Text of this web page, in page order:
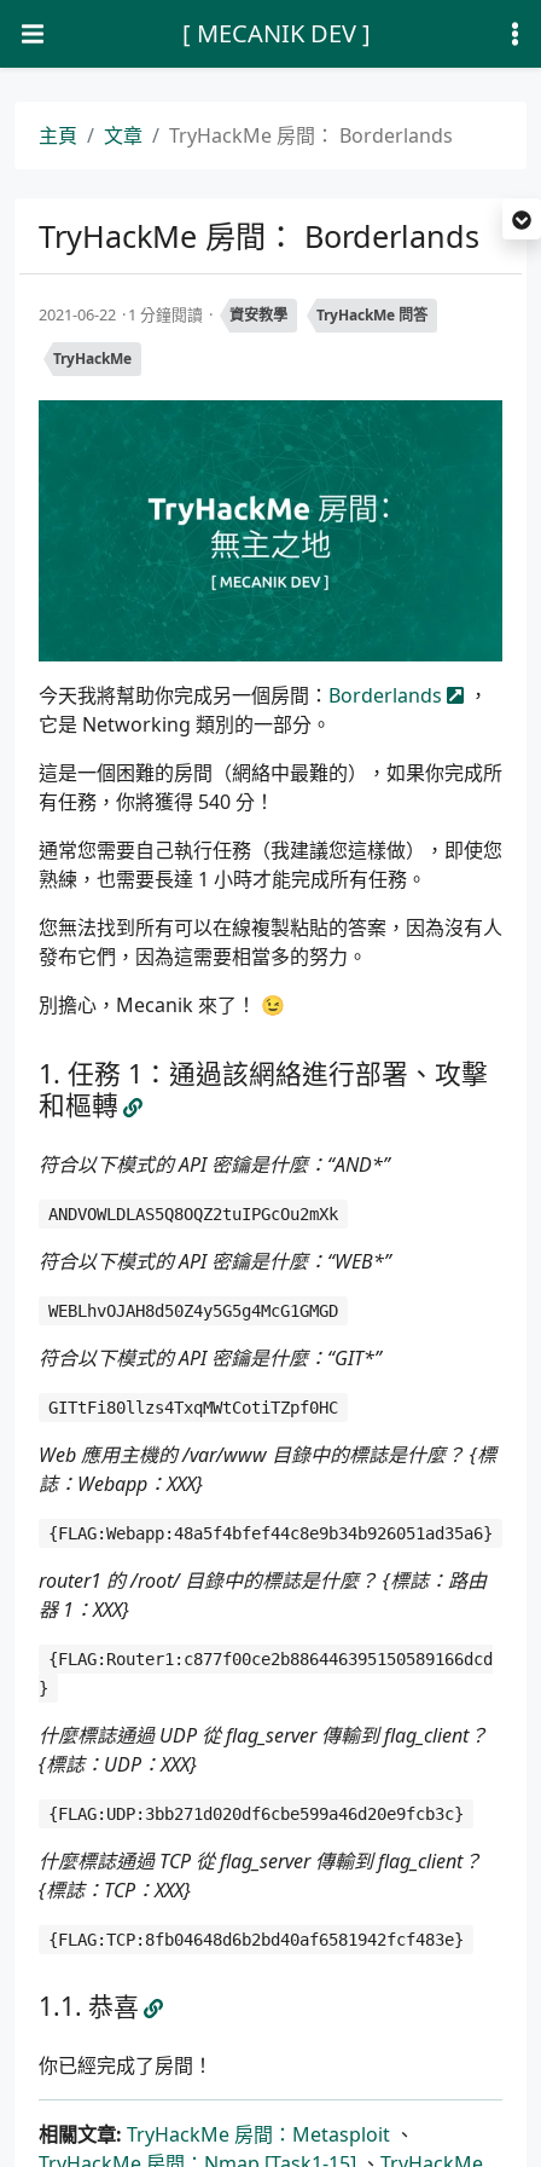
[ MECANIK DEV ]
主頁 文章 TryHackMe 房間： Borderlands
TryHackMe 房間： Borderlands
2021-06-22 1 分鐘閱讀 資安教學 TryHackMe 問答
TryHackMe
今天我將幫助你完成另一個房間： Borderlands
，
它是 Networking 類別的一部分。
這是一個困難的房間（網絡中最難的），如果你完成所
有任務，你將獲得 540 分！
通常您需要自己執行任務（我建議您這樣做），即使您
熟練，也需要長達 1 小時才能完成所有任務。
您無法找到所有可以在線複製粘貼的答案，因為沒有人
發布它們，因為這需要相當多的努力。
別擔心，Mecanik 來了！ 😉
任務 1：通過該網絡進行部署、攻擊
和樞轉
符合以下模式的 API 密鑰是什麼：“AND*”
ANDVOWLDLAS5Q8OQZ2tuIPGcOu2mXk
符合以下模式的 API 密鑰是什麼：“WEB*”
WEBLhvOJAH8d50Z4y5G5g4McG1GMGD
符合以下模式的 API 密鑰是什麼：“GIT*”
GITtFi80llzs4TxqMWtCotiTZpf0HC
Web 應用主機的 /var/www 目錄中的標誌是什麼？ {標
誌：Webapp：XXX}
{FLAG:Webapp:48a5f4bfef44c8e9b34b926051ad35a6}
router1 的 /root/ 目錄中的標誌是什麼？ {標誌：路由
器 1：XXX}
{FLAG:Router1:c877f00ce2b886446395150589166dcd
}
什麼標誌通過 UDP 從 flag_server 傳輸到 flag_client？
{標誌：UDP：XXX}
{FLAG:UDP:3bb271d020df6cbe599a46d20e9fcb3c}
什麼標誌通過 TCP 從 flag_server 傳輸到 flag_client？
{標誌：TCP：XXX}
{FLAG:TCP:8fb04648d6b2bd40af6581942fcf483e}
恭喜
你已經完成了房間！
相關文章: TryHackMe 房間：Metasploit 、